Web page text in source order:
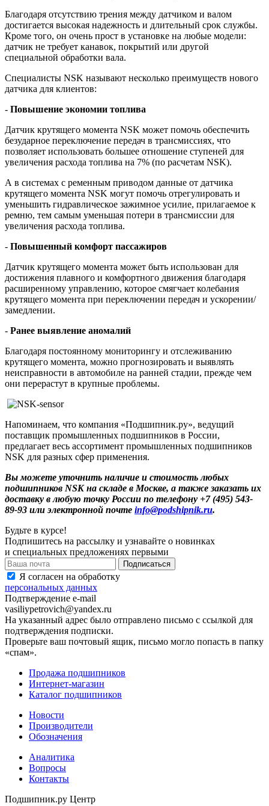
Благодаря отсутствию трения между датчиком и валом
достигается высокая надежность и длительный срок службы.
Кроме того, он очень прост в установке на любые модели:
датчик не требует канавок, покрытий или другой
специальной обработки вала.
Специалисты NSK называют несколько преимуществ нового
датчика для клиентов:
- Повышение экономии топлива
Датчик крутящего момента NSK может помочь обеспечить
безударное переключение передач в трансмиссиях, что
позволяет использовать большее отношение ступеней для
увеличения расхода топлива на 7% (по расчетам NSK).
А в системах с ременным приводом данные от датчика
крутящего момента NSK могут помочь отрегулировать и
уменьшить гидравлическое зажимное усилие, прилагаемое к
ремню, тем самым уменьшая потери в трансмиссии для
увеличения расхода топлива.
- Повышенный комфорт пассажиров
Датчик крутящего момента может быть использован для
достижения плавного и комфортного движения благодаря
расширенному управлению, которое смягчает колебания
крутящего момента при переключении передач и ускорении/
замедлении.
- Ранее выявление аномалий
Благодаря постоянному мониторингу и отслеживанию
крутящего момента, можно прогнозировать и выявлять
неисправности в автомобиле на ранней стадии, прежде чем
они перерастут в крупные проблемы.
Напоминаем, что компания «Подшипник.ру», ведущий
поставщик промышленных подшипников в России,
предлагает весь ассортимент промышленных подшипников
NSK для разных сфер применения.
Вы можете уточнить наличие и стоимость любых
подшипников NSK на складе в Москве, а также заказать их
доставку в любую точку России по телефону +7 (495) 543-
89-93 или электронной почте info@podshipnik.ru.
Будьте в курсе!
Подпишитесь на рассылку и узнавайте о новинках
и специальных предложениях первыми
Я согласен на обработку
персональных данных
Подтверждение e-mail
vasiliypetrovich@yandex.ru
На указанный адрес было отправлено письмо с ссылкой для
подтверждения подписки.
Проверьте ваш почтовый ящик, письмо могло попасть в папку
«спам».
Продажа подшипников
Интернет-магазин
Каталог подшипников
Новости
Производители
Обозначения
Аналитика
Вопросы
Контакты
Подшипник.ру Центр